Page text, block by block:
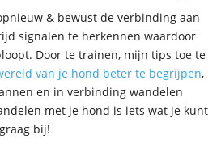
& bewust de verbinding aan
signalen te herkennen waardoor
Door te trainen, mijn tips toe te
van je hond beter te begrijpen,
en in verbinding wandelen
met je hond is iets wat je kunt
bij!